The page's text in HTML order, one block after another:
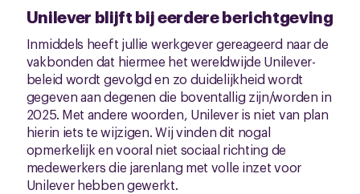
Unilever blijft bij eerdere berichtgeving
Inmiddels heeft jullie werkgever gereageerd naar de
vakbonden dat hiermee het wereldwijde Unilever-
beleid wordt gevolgd en zo duidelijkheid wordt
gegeven aan degenen die boventallig zijn/worden in
2025. Met andere woorden, Unilever is niet van plan
hierin iets te wijzigen. Wij vinden dit nogal
opmerkelijk en vooral niet sociaal richting de
medewerkers die jarenlang met volle inzet voor
Unilever hebben gewerkt.